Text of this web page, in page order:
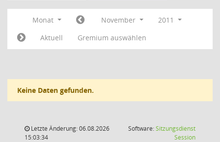
Monat November
2011
Aktuell
Gremium auswählen
Keine Daten gefunden.
Letzte Änderung: 06.08.2026
15:03:34
Software:Sitzungsdienst
Session(Wird in